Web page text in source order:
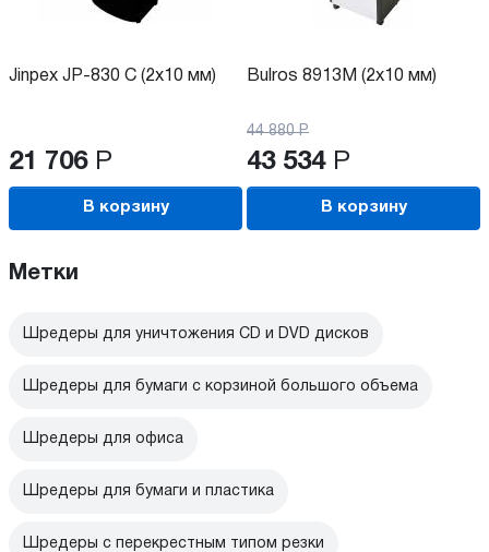
Jinpex JP-830 C (2x10 мм)
21 706 Р
В корзину
Bulros 8913M (2x10 мм)
44 880 Р
43 534 Р
В корзину
Метки
Шредеры для уничтожения CD и DVD дисков
Шредеры для бумаги с корзиной большого объема
Шредеры для офиса
Шредеры для бумаги и пластика
Шредеры с перекрестным типом резки